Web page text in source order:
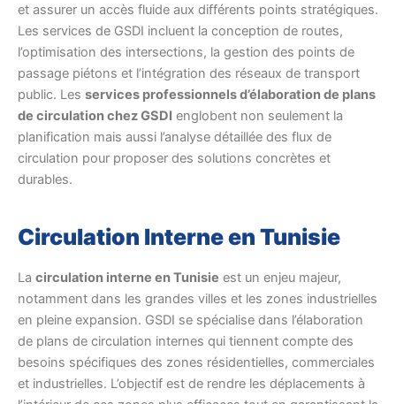
et assurer un accès fluide aux différents points stratégiques.
Les services de GSDI incluent la conception de routes,
l’optimisation des intersections, la gestion des points de
passage piétons et l’intégration des réseaux de transport
public. Les services professionnels d’élaboration de plans
de circulation chez GSDI englobent non seulement la
planification mais aussi l’analyse détaillée des flux de
circulation pour proposer des solutions concrètes et
durables.
Circulation Interne en Tunisie
La circulation interne en Tunisie est un enjeu majeur,
notamment dans les grandes villes et les zones industrielles
en pleine expansion. GSDI se spécialise dans l’élaboration
de plans de circulation internes qui tiennent compte des
besoins spécifiques des zones résidentielles, commerciales
et industrielles. L’objectif est de rendre les déplacements à